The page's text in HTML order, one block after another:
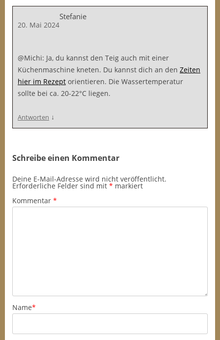
Stefanie
20. Mai 2024
@Michi: Ja, du kannst den Teig auch mit einer
Küchenmaschine kneten. Du kannst dich an den Zeiten
hier im Rezept orientieren. Die Wassertemperatur
sollte bei ca. 20-22°C liegen.
Antworten ↓
Schreibe einen Kommentar
Deine E-Mail-Adresse wird nicht veröffentlicht.
Erforderliche Felder sind mit * markiert
Kommentar *
Name*